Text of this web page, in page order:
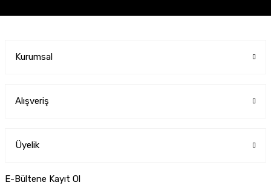
Kurumsal
Alışveriş
Üyelik
E-Bültene Kayıt Ol